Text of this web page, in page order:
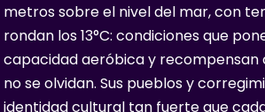
metros sobre el nivel del mar, con
rondan los 13°C: condiciones que
capacidad aeróbica y recompensan
no se olvidan. Sus pueblos y
identidad cultural tan fuerte que